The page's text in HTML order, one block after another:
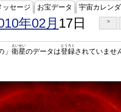
ッセージ お宝データ 宇宙カレン
年02月 17日 >
衛星
えいせい
のデータは登録
とうろく
されていませ